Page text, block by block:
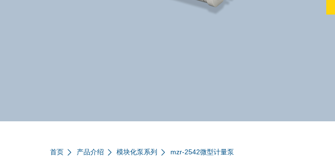
首页 产品介绍 模块化泵系列 mzr-2542微型计量泵